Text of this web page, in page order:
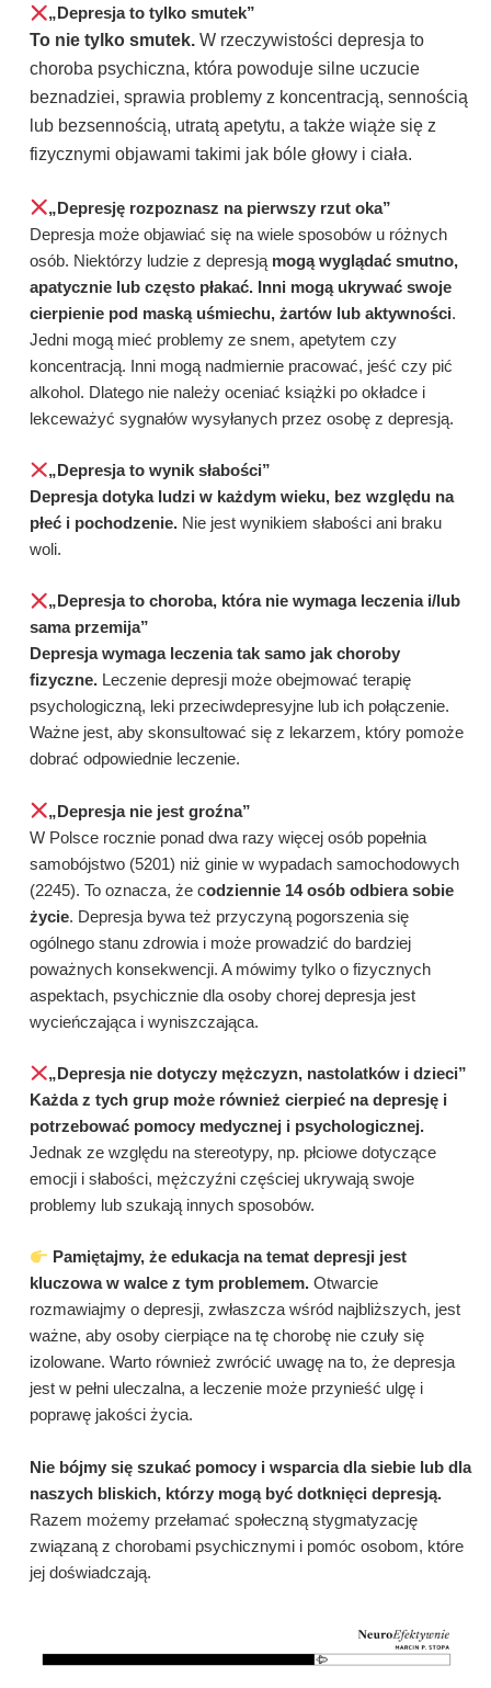
„Depresja to tylko smutek”
To nie tylko smutek. W rzeczywistości depresja to
choroba psychiczna, która powoduje silne uczucie
beznadziei, sprawia problemy z koncentracją, sennością
lub bezsennością, utratą apetytu, a także wiąże się z
fizycznymi objawami takimi jak bóle głowy i ciała.
„Depresję rozpoznasz na pierwszy rzut oka”
Depresja może objawiać się na wiele sposobów u różnych
osób. Niektórzy ludzie z depresją mogą wyglądać smutno,
apatycznie lub często płakać. Inni mogą ukrywać swoje
cierpienie pod maską uśmiechu, żartów lub aktywności.
Jedni mogą mieć problemy ze snem, apetytem czy
koncentracją. Inni mogą nadmiernie pracować, jeść czy pić
alkohol. Dlatego nie należy oceniać książki po okładce i
lekceważyć sygnałów wysyłanych przez osobę z depresją.
„Depresja to wynik słabości”
Depresja dotyka ludzi w każdym wieku, bez względu na
płeć i pochodzenie. Nie jest wynikiem słabości ani braku
woli.
„Depresja to choroba, która nie wymaga leczenia i/lub
sama przemija”
Depresja wymaga leczenia tak samo jak choroby
fizyczne. Leczenie depresji może obejmować terapię
psychologiczną, leki przeciwdepresyjne lub ich połączenie.
Ważne jest, aby skonsultować się z lekarzem, który pomoże
dobrać odpowiednie leczenie.
„Depresja nie jest groźna”
W Polsce rocznie ponad dwa razy więcej osób popełnia
samobójstwo (5201) niż ginie w wypadach samochodowych
(2245). To oznacza, że codziennie 14 osób odbiera sobie
życie. Depresja bywa też przyczyną pogorszenia się
ogólnego stanu zdrowia i może prowadzić do bardziej
poważnych konsekwencji. A mówimy tylko o fizycznych
aspektach, psychicznie dla osoby chorej depresja jest
wycieńczająca i wyniszczająca.
„Depresja nie dotyczy mężczyzn, nastolatków i dzieci”
Każda z tych grup może również cierpieć na depresję i
potrzebować pomocy medycznej i psychologicznej.
Jednak ze względu na stereotypy, np. płciowe dotyczące
emocji i słabości, mężczyźni częściej ukrywają swoje
problemy lub szukają innych sposobów.
Pamiętajmy, że edukacja na temat depresji jest
kluczowa w walce z tym problemem. Otwarcie
rozmawiajmy o depresji, zwłaszcza wśród najbliższych, jest
ważne, aby osoby cierpiące na tę chorobę nie czuły się
izolowane. Warto również zwrócić uwagę na to, że depresja
jest w pełni uleczalna, a leczenie może przynieść ulgę i
poprawę jakości życia.
Nie bójmy się szukać pomocy i wsparcia dla siebie lub dla
naszych bliskich, którzy mogą być dotknięci depresją.
Razem możemy przełamać społeczną stygmatyzację
związaną z chorobami psychicznymi i pomóc osobom, które
jej doświadczają.